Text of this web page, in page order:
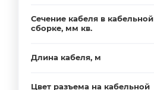
Сечение кабеля в кабельной
сборке, мм кв.
Длина кабеля, м
Цвет разъема на кабельной